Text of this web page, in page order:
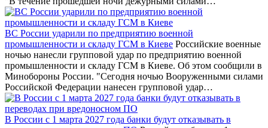
ВС России ударили по предприятию военной
промышленности и складу ГСМ в Киеве Российские военные
ночью нанесли групповой удар по предприятию военной
промышленности и складу ГСМ в Киеве. Об этом сообщили в
Минобороны России. "Сегодня ночью Вооруженными силами
Российской Федерации нанесен групповой удар…
В России с 1 марта 2027 года банки будут отказывать в